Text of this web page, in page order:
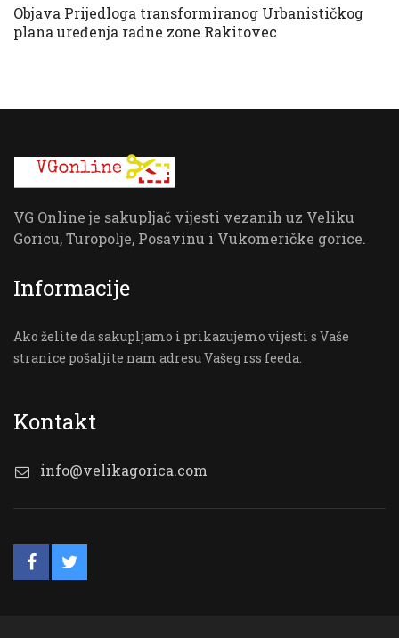
Objava Prijedloga transformiranog Urbanističkog
plana uređenja radne zone Rakitovec
VG Online je sakupljač vijesti vezanih uz Veliku
Goricu, Turopolje, Posavinu i Vukomeričke gorice.
Informacije
Ako želite da sakupljamo i prikazujemo vijesti s Vaše
stranice pošaljite nam adresu Vašeg rss feeda.
Kontakt
info@velikagorica.com